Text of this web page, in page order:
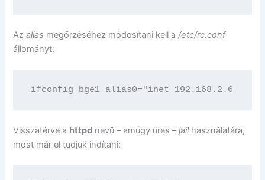
Azalias megőrzéséhez módosítani kell a/etc/rc.conf
állományt:
ifconfig_bge1_alias0="inet 192.168.2.6
Visszatérve a httpd nevű – amúgy üres –jailhasználatára,
most már el tudjuk indítani: